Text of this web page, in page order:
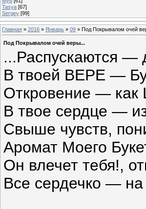
Tasya [67]
Sergey [99]
Главная » 2016 » Январь » 09 » Под Покрывалом очей
Под Покрывалом очей веры...
...Распускаются —
В твоей ВЕРЕ —
Откровение — как
В твое сердце —
Свыше чувств,
Аромат Моего
Он влечет тебя!,
Все сердечко — на